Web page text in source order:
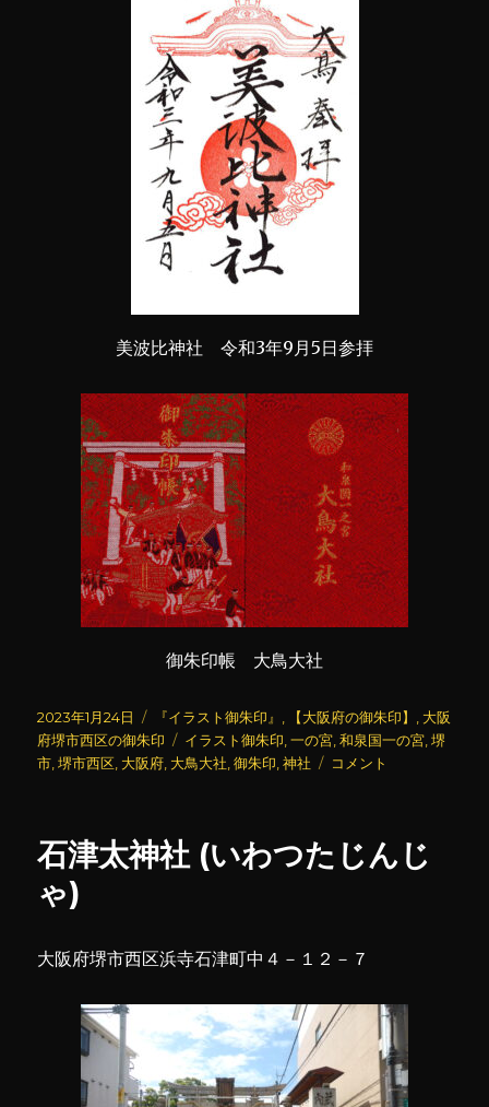
美波比神社 令和3年9月5日参拝
御朱印帳 大鳥大社
投
稿
日:
2023年1月24日
カ
テ
ゴ
『イラスト御朱印』 【大阪府の御朱印】
大阪
府堺市西区の御朱印
タ
グ
イラスト御朱印 ,一の宮 ,和泉国一の宮 ,堺
市 ,堺市西区 大阪府 大鳥大社 ,御朱印 ,神社
大
(3)
コメント
石津太神社 (いわつたじんじ
ゃ)
大阪府堺市西区浜寺石津町中４－１２－７